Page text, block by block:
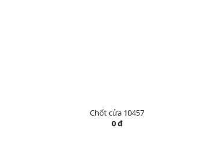
Chốt cửa 10457
0 đ